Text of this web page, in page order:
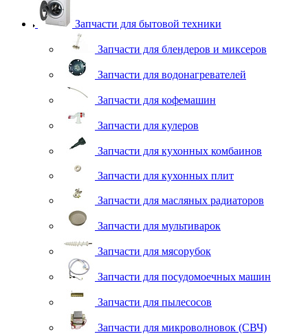
Запчасти для бытовой техники
Запчасти для блендеров и миксеров
Запчасти для водонагревателей
Запчасти для кофемашин
Запчасти для кулеров
Запчасти для кухонных комбаинов
Запчасти для кухонных плит
Запчасти для масляных радиаторов
Запчасти для мультиварок
Запчасти для мясорубок
Запчасти для посудомоечных машин
Запчасти для пылесосов
Запчасти для микроволновок (СВЧ)